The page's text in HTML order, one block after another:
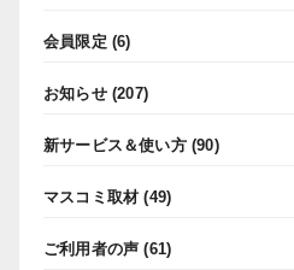
会員限定 (6)
お知らせ(207)
新サービス＆使い方(90)
マスコミ取材 (49)
ご利用者の声 (61)